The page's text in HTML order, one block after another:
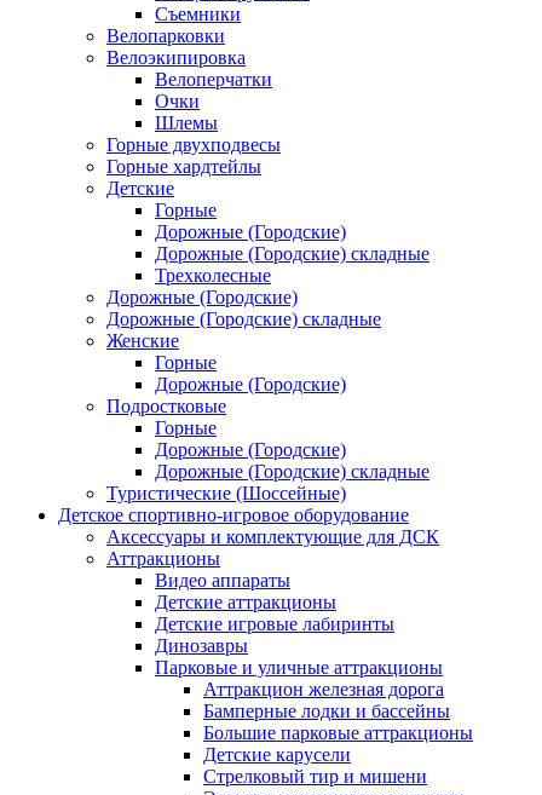
Съемники
Велопарковки
Велоэкипировка
Велоперчатки
Очки
Шлемы
Горные двухподвесы
Горные хардтейлы
Детские
Горные
Дорожные (Городские)
Дорожные (Городские) складные
Трехколесные
Дорожные (Городские)
Дорожные (Городские) складные
Женские
Горные
Дорожные (Городские)
Подростковые
Горные
Дорожные (Городские)
Дорожные (Городские) складные
Туристические (Шоссейные)
Детское спортивно-игровое оборудование
Аксессуары и комплектующие для ДСК
Аттракционы
Видео аппараты
Детские аттракционы
Детские игровые лабиринты
Динозавры
Парковые и уличные аттракционы
Аттракцион железная дорога
Бамперные лодки и бассейны
Большие парковые аттракционы
Детские карусели
Стрелковый тир и мишени